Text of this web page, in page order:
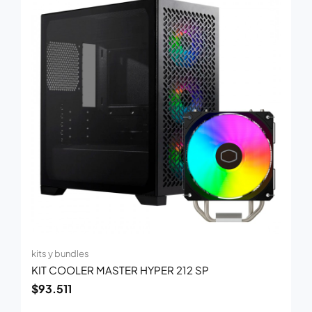
kits y bundles
KIT COOLER MASTER HYPER 212 SP
$93.511